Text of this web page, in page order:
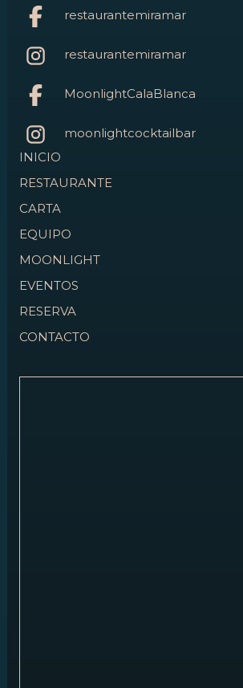
restaurantemiramar
restaurantemiramar
MoonlightCalaBlanca
moonlightcocktailbar
INICIO
RESTAURANTE
CARTA
EQUIPO
MOONLIGHT
EVENTOS
RESERVA
CONTACTO